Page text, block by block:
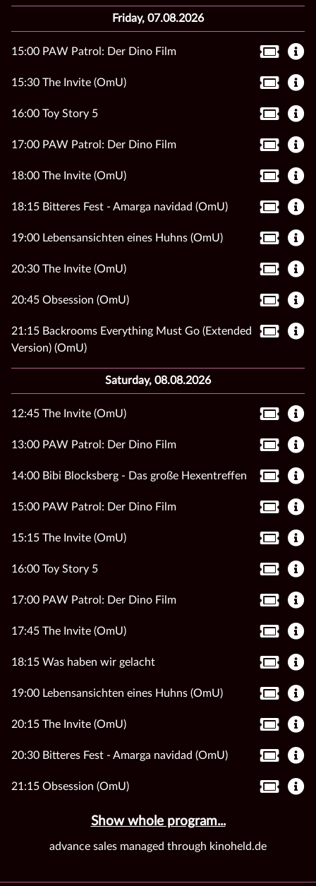
Friday, 07.08.2026
15:00 PAW Patrol: Der Dino Film
15:30 The Invite (OmU)
16:00 Toy Story 5
17:00 PAW Patrol: Der Dino Film
18:00 The Invite (OmU)
18:15 Bitteres Fest - Amarga navidad (OmU)
19:00 Lebensansichten eines Huhns (OmU)
20:30 The Invite (OmU)
20:45 Obsession (OmU)
21:15 Backrooms Everything Must Go (Extended
Version) (OmU)
Saturday, 08.08.2026
12:45 The Invite (OmU)
13:00 PAW Patrol: Der Dino Film
14:00 Bibi Blocksberg - Das große Hexentreffen
15:00 PAW Patrol: Der Dino Film
15:15 The Invite (OmU)
16:00 Toy Story 5
17:00 PAW Patrol: Der Dino Film
17:45 The Invite (OmU)
18:15 Was haben wir gelacht
19:00 Lebensansichten eines Huhns (OmU)
20:15 The Invite (OmU)
20:30 Bitteres Fest - Amarga navidad (OmU)
21:15 Obsession (OmU)
Show whole program...
advance sales managed through kinoheld.de